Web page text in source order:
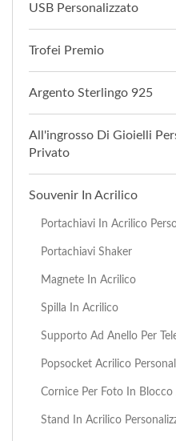
USB Personalizzato
Trofei Premio
Argento Sterlingo 925
All'ingrosso Di Gioielli
Privato
Souvenir In Acrilico
Portachiavi In Acrilico
Portachiavi Shaker
Magnete In Acrilico
Spilla In Acrilico
Supporto Ad Anello Per
Popsocket Acrilico
Cornice Per Foto In Blocco
Stand In Acrilico